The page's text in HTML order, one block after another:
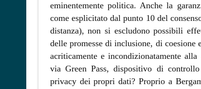
eminentemente politica. Anche la
come esplicitato dal punto 10 del
distanza), non si escludono possibili
delle promesse di inclusione, di
acriticamente e incondizionatamente
via Green Pass, dispositivo di
privacy dei propri dati? Proprio a